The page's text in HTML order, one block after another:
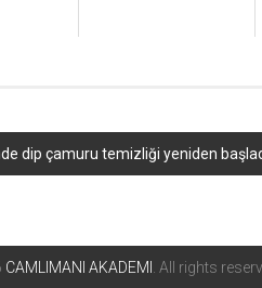
dip çamuru temizliği yeniden
CAMLIMANI AKADEMI . All rights